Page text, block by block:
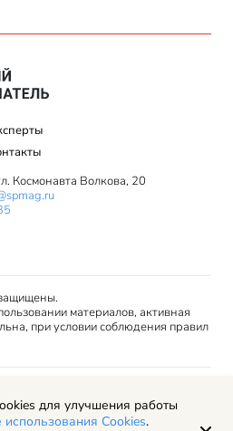
Космонавта Волкова, 20
материалов, активная
при условии соблюдения правил
для улучшения работы
использования Cookies.